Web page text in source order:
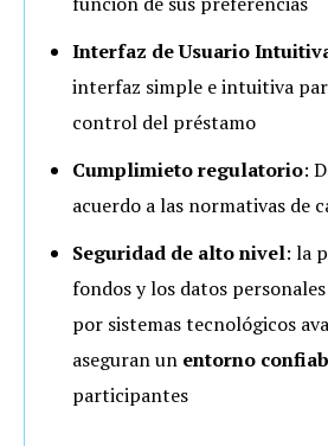
Interfaz de Usuario
interfaz simple e intuitiva
control del préstamo
Cumplimieto regulatorio:
acuerdo a las normativas de
Seguridad de alto nivel: la
fondos y los datos
por sistemas tecnológicos
aseguran un entorno
participantes